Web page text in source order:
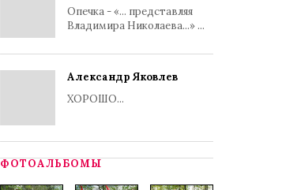
Опечка - «... представляя
Владимира Николаева...» ...
Александр Яковлев
ХОРОШО...
ФОТОАЛЬБОМЫ